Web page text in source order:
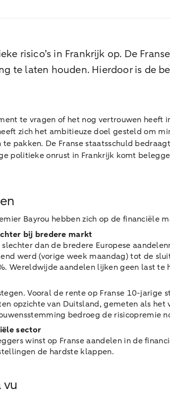
risico’s in Frankrijk op. De
te laten houden. Hierdoor is de
te vragen of het nog vertrouwen
zich het ambitieuze doel gesteld om
pakken. De Franse staatsschuld
politieke onrust in Frankrijk komt
Bayrou hebben zich op de financiële
bij bredere markt
dan de bredere Europese
werd (vorige week maandag) tot de
Wereldwijde aandelen lijken geen last
Vooral de rente op Franse 10-
opzichte van Duitsland, gemeten als
bedroeg de risicopremie
sector
winst op Franse aandelen in de
de hardste klappen.
vu